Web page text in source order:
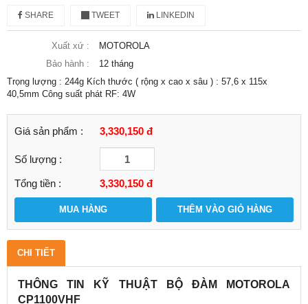
SHARE TWEET LINKEDIN
Xuất xứ :
MOTOROLA
Bảo hành :
12 tháng
Trọng lượng : 244g Kích thước ( rộng x cao x sâu ) : 57,6 x 115x
40,5mm Công suất phát RF: 4W
Giá sản phẩm : 3,330,150 đ
Số lượng :
Tổng tiền : 3,330,150 đ
MUA HÀNG THÊM VÀO GIỎ HÀNG
CHI TIẾT
THÔNG TIN KỸ THUẬT BỘ ĐÀM MOTOROLA
CP1100VHF